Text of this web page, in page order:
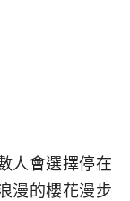
人會選擇停在
漫的櫻花漫步